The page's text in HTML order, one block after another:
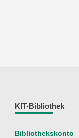
KIT-Bibliothek
Bibliothekskonto